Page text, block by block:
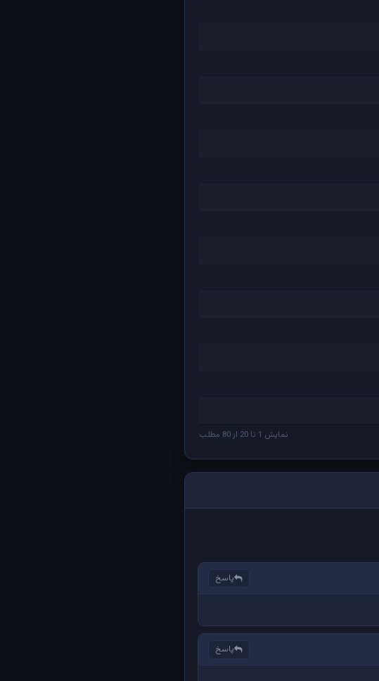
نمایش 1 تا 20 از 80 مطلب
پاسخ
پاسخ